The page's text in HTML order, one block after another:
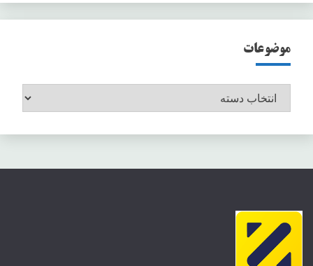
موضوعات
موضوعات